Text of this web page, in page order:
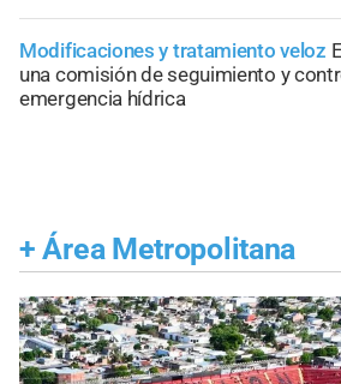
Modificaciones y tratamiento veloz
una comisión de seguimiento y
emergencia hídrica
+ Área Metropolitana